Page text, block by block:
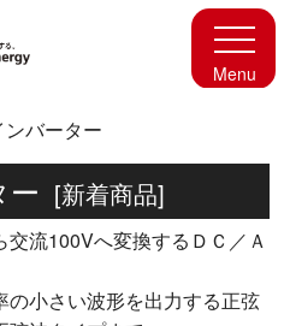
バーター
ー [新着商品]
流100Vへ変換するＤＣ／Ａ
小さい波形を出力する正弦